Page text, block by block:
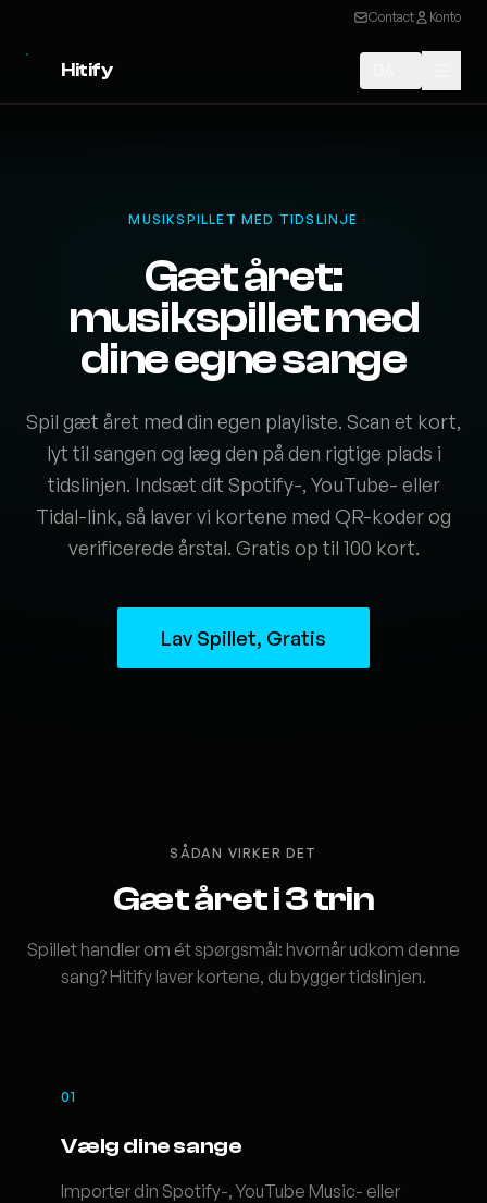
Contact Konto
Hitify
MUSIKSPILLET MED TIDSLINJE
Gæt året:
musikspillet med
dine egne sange
Spil gæt året med din egen playliste. Scan et kort,
lyt til sangen og læg den på den rigtige plads i
tidslinjen. Indsæt dit Spotify-, YouTube- eller
Tidal-link, så laver vi kortene med QR-koder og
verificerede årstal. Gratis op til 100 kort.
Lav Spillet, Gratis
SÅDAN VIRKER DET
Gæt året i 3 trin
Spillet handler om ét spørgsmål: hvornår udkom denne
sang? Hitify laver kortene, du bygger tidslinjen.
01
Vælg dine sange
Importer din Spotify-, YouTube Music- eller